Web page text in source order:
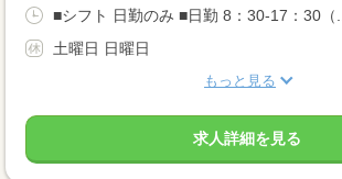
■シフト 日勤のみ ■日勤 8：30-17：30（...
土曜日 日曜日
もっと見る
求人詳細を見る